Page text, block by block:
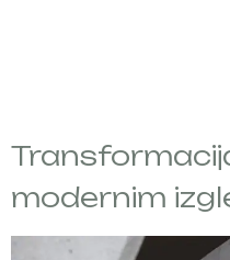
modernim